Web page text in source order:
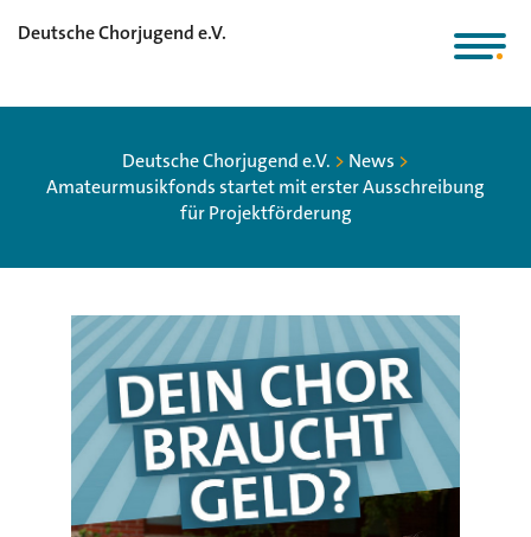
Deutsche Chorjugend e.V.
Deutsche Chorjugend e.V. > News >
Amateurmusikfonds startet mit erster Ausschreibung
für Projektförderung